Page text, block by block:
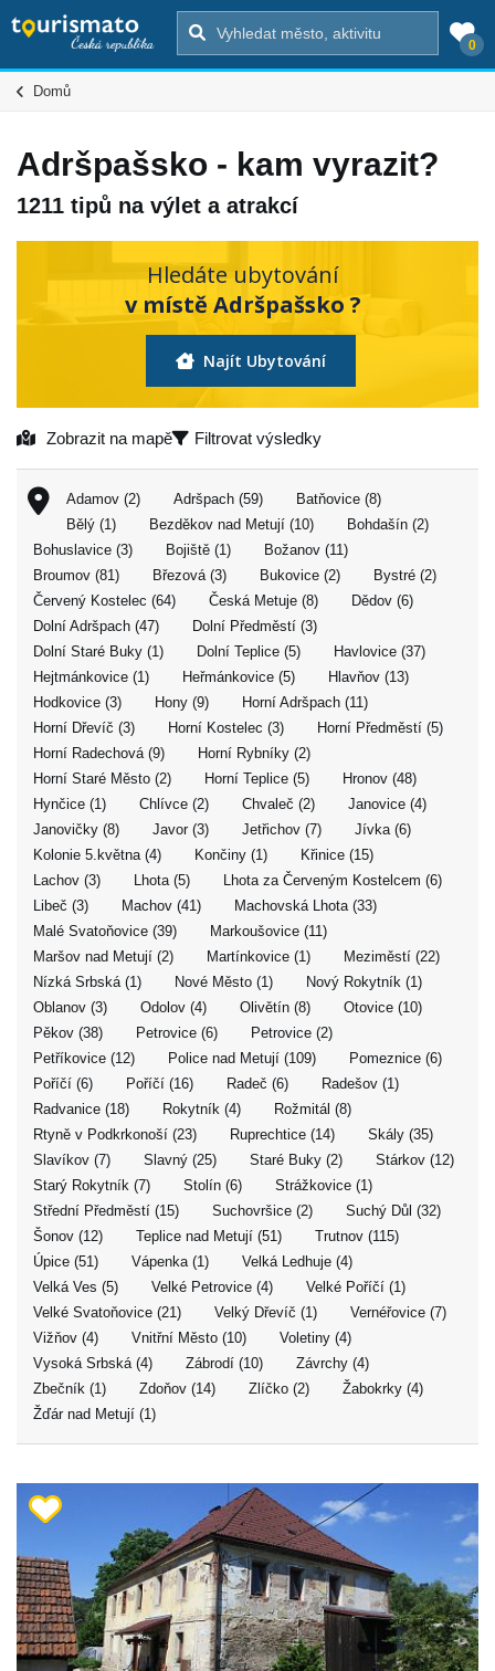
0
Domů
Adršpašsko - kam vyrazit?
1211 tipů na výlet a atrakcí
Hledáte ubytování
v místě Adršpašsko ?
Najít Ubytování
Zobrazit na mapě Filtrovat výsledky
Adamov (2) Adršpach (59)
Batňovice (8)
Bělý (1)
Bezděkov nad Metují (10)
Bohdašín (2)
Bohuslavice (3)
Bojiště (1)
Božanov (11)
Broumov (81)
Březová (3) Bukovice (2)
Bystré (2)
Červený Kostelec (64)
Česká Metuje (8)
Dědov (6)
Dolní Adršpach (47)
Dolní Předměstí (3)
Dolní Staré Buky (1)
Dolní Teplice (5)
Havlovice (37)
Hejtmánkovice (1)
Heřmánkovice (5)
Hlavňov (13)
Hodkovice (3)
Hony (9)
Horní Adršpach (11)
Horní Dřevíč (3)
Horní Kostelec (3)
Horní Předměstí (5)
Horní Radechová (9)
Horní Rybníky (2)
Horní Staré Město (2)
Horní Teplice (5)
Hronov (48)
Hynčice (1)
Chlívce (2) Chvaleč (2)
Janovice (4)
Janovičky (8)
Javor (3) Jetřichov (7)
Jívka (6)
Kolonie 5.května (4)
Končiny (1)
Křinice (15)
Lachov (3)
Lhota (5)
Lhota za Červeným Kostelcem (6)
Libeč (3)
Machov (41)
Machovská Lhota (33)
Malé Svatoňovice (39)
Markoušovice (11)
Maršov nad Metují (2)
Martínkovice (1)
Meziměstí (22)
Nízká Srbská (1)
Nové Město (1)
Nový Rokytník (1)
Oblanov (3)
Odolov (4) Olivětín (8)
Otovice (10)
Pěkov (38)
Petrovice (6)
Petrovice (2)
Petříkovice (12)
Police nad Metují (109)
Pomeznice (6)
Poříčí (6)
Poříčí (16) Radeč (6)
Radešov (1)
Radvanice (18)
Rokytník (4)
Rožmitál (8)
Rtyně v Podkrkonoší (23)
Ruprechtice (14)
Skály (35)
Slavíkov (7)
Slavný (25) Staré Buky (2)
Stárkov (12)
Starý Rokytník (7)
Stolín (6)
Strážkovice (1)
Střední Předměstí (15)
Suchovršice (2)
Suchý Důl (32)
Šonov (12)
Teplice nad Metují (51)
Trutnov (115)
Úpice (51)
Vápenka (1)
Velká Ledhuje (4)
Velká Ves (5)
Velké Petrovice (4)
Velké Poříčí (1)
Velké Svatoňovice (21)
Velký Dřevíč (1)
Vernéřovice (7)
Vižňov (4)
Vnitřní Město (10)
Voletiny (4)
Vysoká Srbská (4)
Zábrodí (10)
Závrchy (4)
Zbečník (1)
Zdoňov (14) Zlíčko (2)
Žabokrky (4)
Žďár nad Metují (1)